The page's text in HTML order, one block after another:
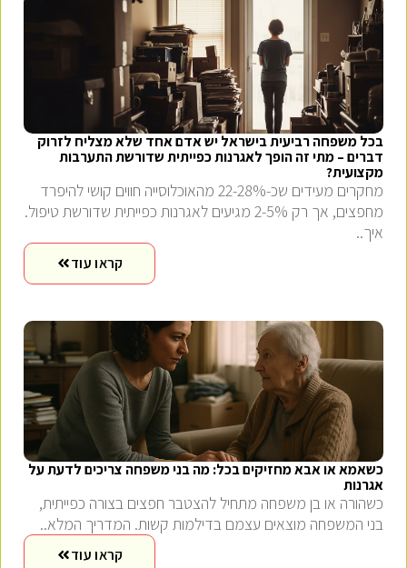
בכל משפחה רביעית בישראל יש אדם אחד שלא מצליח לזרוק
דברים – מתי זה הופך לאגרנות כפייתית שדורשת התערבות
מקצועית?
מחקרים מעידים שכ-22-28% מהאוכלוסייה חווים קושי להיפרד
מחפצים, אך רק 2-5% מגיעים לאגרנות כפייתית שדורשת טיפול.
איך..
קראו עוד
כשאמא או אבא מחזיקים בכל: מה בני משפחה צריכים לדעת על
אגרנות
כשהורה או בן משפחה מתחיל להצטבר חפצים בצורה כפייתית,
בני המשפחה מוצאים עצמם בדילמות קשות. המדריך המלא..
קראו עוד